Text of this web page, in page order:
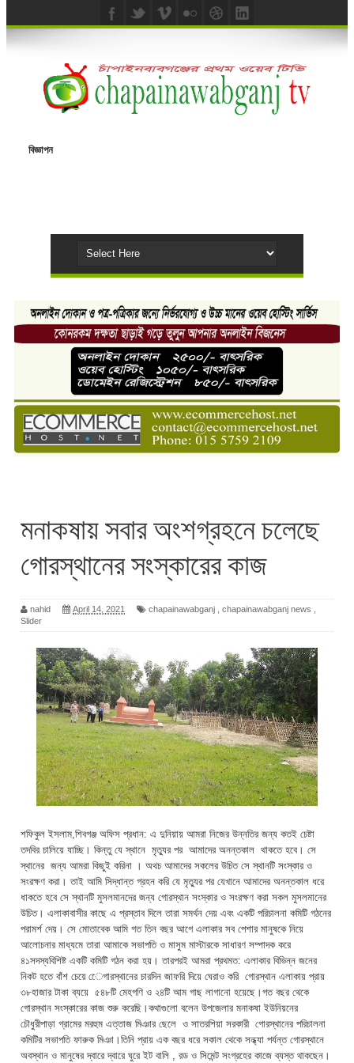
বিজ্ঞাপন
মনাকষায় সবার অংশগ্রহনে চলেছে
গোরস্থানের সংস্কারের কাজ
nahid April 14, 2021 chapainawabganj chapainawabganj news
Slider
শফিকুল ইসলাম,শিবগঞ্জ অফিস প্রধান: এ দুনিয়ায় আমরা নিজের উন্নতির জন্য কতই চেষ্টা
তদবির চালিয়ে যাচ্ছি। কিন্তু যে স্থানে মৃত্যুর পর আমাদের অনন্তকাল থাকতে হবে। সে
স্থানের জন্য আমরা কিছুই করিনা । অথচ আমাদের সকলের উচিত সে স্থানটি সংস্কার ও
সংরক্ষণ করা। তাই আমি সিদ্ধান্ত গ্রহন করি যে মৃত্যুর পর যেখানে আমাদের অনন্তকাল ধরে
ধাকতে হবে সে স্থানটি মুসলমানদের জন্য গোরস্থান সংস্কার ও সংরক্ষণ করা সকল মুসলমানের
উচিত। এলাকাবাসীর কাছে এ প্রস্তাব দিলে তারা সমর্থন দেয় এবং একটি পরিচালনা কমিটি গঠনের
পরামর্শ দেয়। সে মোতাবেক আমি গত তিন বছর আগে এলাকার সব পেশার মানুষকে নিয়ে
আলোচনার মাধ্যমে তারা আমাকে সভাপতি ও মাসুম মাস্টারকে সাধারণ সম্পাদক করে
৪১সদস্যবিশিষ্ট একটি কমিটি গঠন করা হয়। তারপরই আমরা প্রথমত: এলাকার বিভিন্ন জনের
নিকট হতে বাঁশ চেয়ে েেগারস্থানের চারদিন জাফরি দিয়ে ঘেরাও করি গোরস্থান এলাকায় প্রায়
৩৮হাজার টাকা ব্যয়ে ৫৪৮টি মেহগণি ও ২৪টি আম গাছ লাগানো হয়েছে।গত বছর থেকে
গোরস্থান সংস্কারের কাজ শুরু করেছি।কথাগুলো বলেন উপজেলার মনাকষা ইউনিয়নের
চৌধুরীপাড়া গ্রামের মরহুম এত্তাজ মিঞার ছেলে ও সাতরশিয়া সরকারী গোরস্থানের পরিচালনা
কমিটির সভাপতি ফারুক মিঞা।তিনি প্রায় এক বছর ধরে সকাল থেকে সন্ধ্যা পর্যন্ত গোরস্থানে
অবস্থান ও মানুষের দ্বারে দ্বারে ঘুরে ইট বালি , রড ও সিমেন্ট সংগ্রহের কাজে ব্যস্ত থাকছেন।